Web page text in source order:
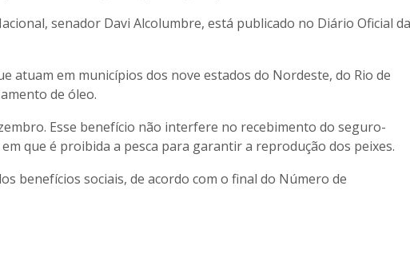
senador Davi Alcolumbre, está publicado no Diário Oficial da
atuam em municípios dos nove estados do Nordeste, do Rio de
de óleo.
Esse benefício não interfere no recebimento do seguro-
que é proibida a pesca para garantir a reprodução dos peixes.
benefícios sociais, de acordo com o final do Número de